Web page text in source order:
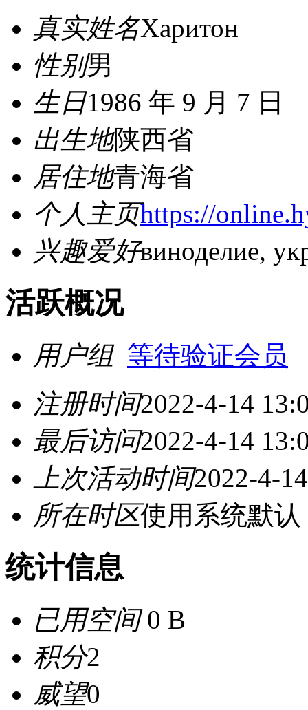
真实姓名Харитон
性别男
生日1986 年 9 月 7 日
出生地陕西省
居住地青海省
个人主页https://
兴趣爱好виноделие,
活跃概况
用户组 等待验证会员
注册时间2022-4-14
最后访问2022-4-14
上次活动时间2022-4-
所在时区使用系统默认
统计信息
已用空间0 B
积分2
威望0